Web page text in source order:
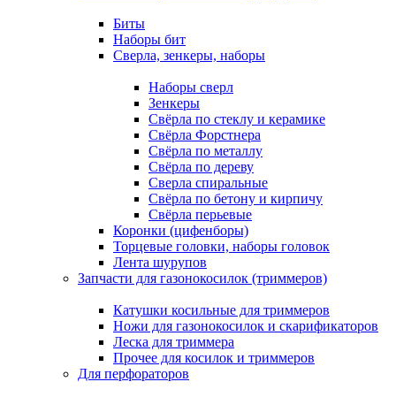
Биты
Наборы бит
Сверла, зенкеры, наборы
Наборы сверл
Зенкеры
Свёрла по стеклу и керамике
Свёрла Форстнера
Свёрла по металлу
Свёрла по дереву
Сверла спиральные
Свёрла по бетону и кирпичу
Свёрла перьевые
Коронки (цифенборы)
Торцевые головки, наборы головок
Лента шурупов
Запчасти для газонокосилок (триммеров)
Катушки косильные для триммеров
Ножи для газонокосилок и скарификаторов
Леска для триммера
Прочее для косилок и триммеров
Для перфораторов